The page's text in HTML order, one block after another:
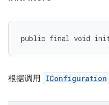
public final void
根据调用 IConfiguration